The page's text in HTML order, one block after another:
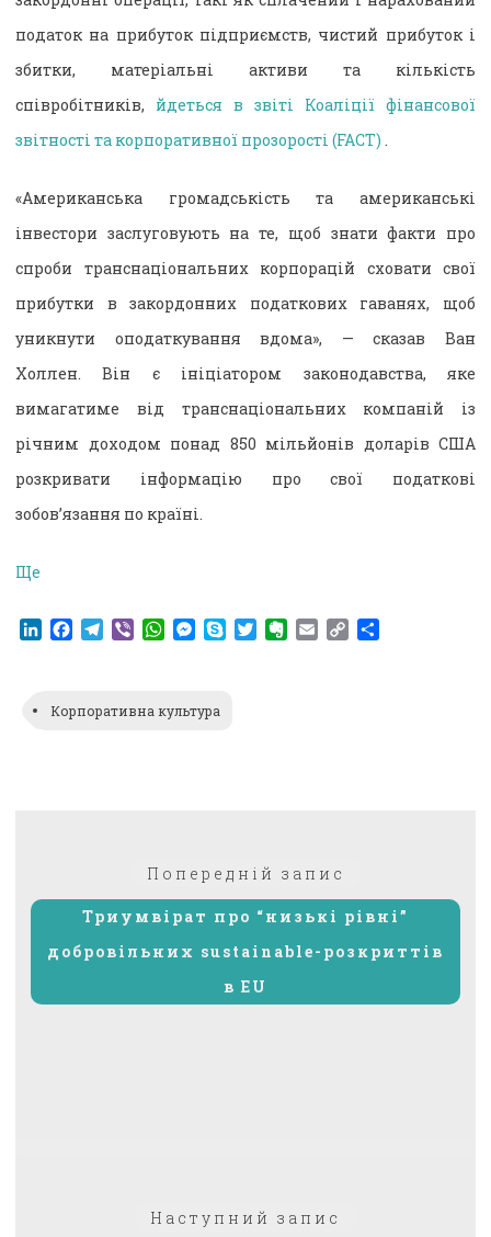
податок на прибуток підприємств, чистий прибуток і
збитки, матеріальні активи та кількість
співробітників, йдеться в звіті Коаліції фінансової
звітності та корпоративної прозорості (FACT) .
«Американська громадськість та американські
інвестори заслуговують на те, щоб знати факти про
спроби транснаціональних корпорацій сховати свої
прибутки в закордонних податкових гаванях, щоб
уникнути оподаткування вдома», — сказав Ван
Холлен. Він є ініціатором законодавства, яке
вимагатиме від транснаціональних компаній із
річним доходом понад 850 мільйонів доларів США
розкривати інформацію про свої податкові
зобов’язання по країні.
Ще
LinkedIn
Facebook
Telegram
ViberWhatsApp
Messenger
SkypeTwitterEvernote
EmailCopy
Корпоративна культура
Попередній запис
Триумвірат про “низькі рівні”
добровільних sustainable-розкриттів
в EU
Наступний запис